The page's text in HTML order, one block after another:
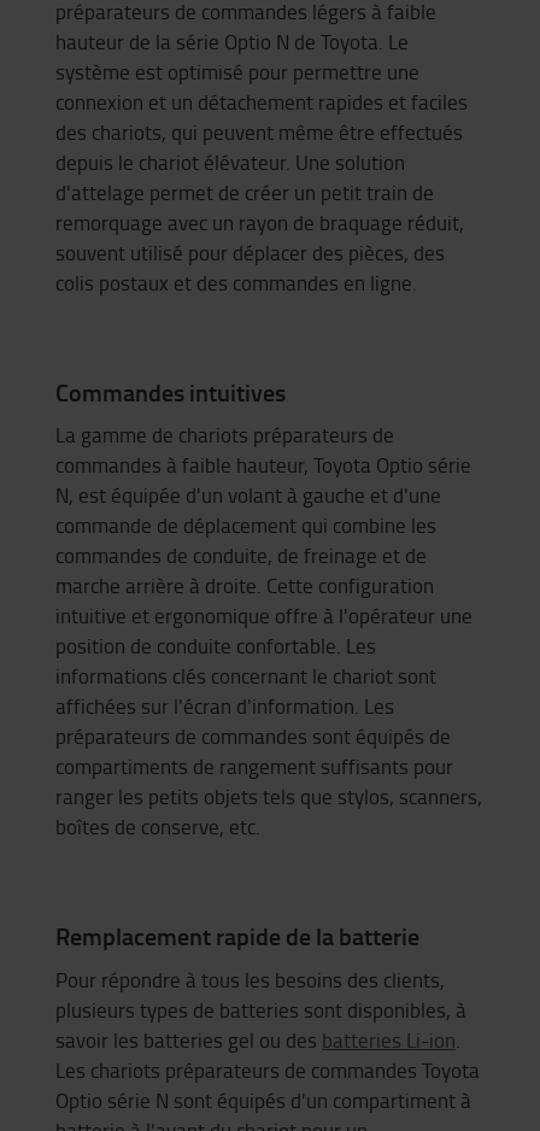
préparateurs de commandes légers à faible
hauteur de la série Optio N de Toyota. Le
système est optimisé pour permettre une
connexion et un détachement rapides et faciles
des chariots, qui peuvent même être effectués
depuis le chariot élévateur. Une solution
d'attelage permet de créer un petit train de
remorquage avec un rayon de braquage réduit,
souvent utilisé pour déplacer des pièces, des
colis postaux et des commandes en ligne.
Commandes intuitives
La gamme de chariots préparateurs de
commandes à faible hauteur, Toyota Optio série
N, est équipée d'un volant à gauche et d'une
commande de déplacement qui combine les
commandes de conduite, de freinage et de
marche arrière à droite. Cette configuration
intuitive et ergonomique offre à l'opérateur une
position de conduite confortable. Les
informations clés concernant le chariot sont
affichées sur l'écran d'information. Les
préparateurs de commandes sont équipés de
compartiments de rangement suffisants pour
ranger les petits objets tels que stylos, scanners,
boîtes de conserve, etc.
Remplacement rapide de la batterie
Pour répondre à tous les besoins des clients,
plusieurs types de batteries sont disponibles, à
savoir les batteries gel ou des batteries Li-ion
Les chariots préparateurs de commandes Toyota
Optio série N sont équipés d'un compartiment à